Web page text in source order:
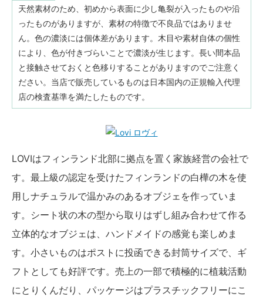
天然素材のため、初めから表面に少し亀裂が入ったものや沿
ったものがありますが、素材の特徴で不良品ではありませ
ん。色の濃淡には個体差があります。木目や素材自体の個性
により、色が付きづらいことで濃淡が生じます。長い間本品
と接触させておくと色移りすることがありますのでご注意く
ださい。当店で販売しているものは日本国内の正規輸入代理
店の検査基準を満たしたものです。
LOVIはフィンランド北部に拠点を置く家族経営の会社で
す。最上級の認定を受けたフィンランドの白樺の木を使
用しナチュラルで温かみのあるオブジェを作っていま
す。シート状の木の型から取りはずし組み合わせて作る
立体的なオブジェは、ハンドメイドの感覚も楽しめま
す。小さいものはポストに投函できる封筒サイズで、ギ
フトとしても好評です。売上の一部で積極的に植栽活動
にとりくんだり、パッケージはプラスチックフリーにこ